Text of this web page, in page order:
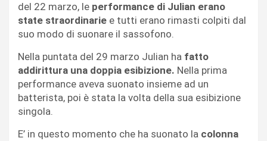
del 22 marzo, le performance di Julian erano
state straordinarie e tutti erano rimasti colpiti dal
suo modo di suonare il sassofono.
Nella puntata del 29 marzo Julian ha fatto
addirittura una doppia esibizione. Nella prima
performance aveva suonato insieme ad un
batterista, poi è stata la volta della sua esibizione
singola.
E’ in questo momento che ha suonato la colonna